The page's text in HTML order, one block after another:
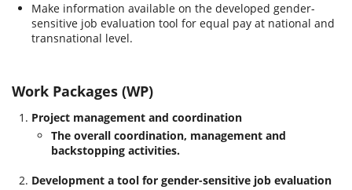
Make information available on the developed gender-
sensitive job evaluation tool for equal pay at national and
transnational level.
Work Packages (WP)
Project management and coordination
The overall coordination, management and
backstopping activities.
Development a tool for gender-sensitive job evaluation